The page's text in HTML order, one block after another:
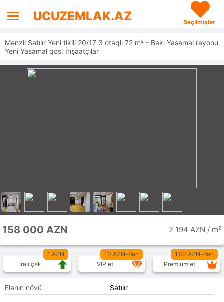
UCUZEMLAK.AZ Seçilmişlər
Mənzil Satılır Yeni tikili 20/17 3 otaqlı 72 m² - Bakı Yasamal rayonu
Yeni Yasamal qəs. İnşaatçılar
158 000 AZN 2 194 AZN / m²
1 AZN
İrəli çək
10 AZN-dən
VİP et
1,50 AZN-dən
Premium et
Elanın növü Satılır